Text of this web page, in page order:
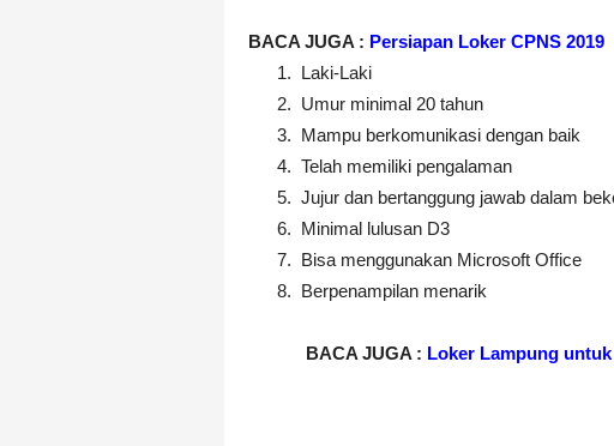
BACA JUGA : Persiapan Loker CPNS 2019
1. Laki-Laki
2. Umur minimal 20 tahun
3. Mampu berkomunikasi dengan baik
4. Telah memiliki pengalaman
5. Jujur dan bertanggung jawab dalam
6. Minimal lulusan D3
7. Bisa menggunakan Microsoft Office
8. Berpenampilan menarik
BACA JUGA : Loker Lampung